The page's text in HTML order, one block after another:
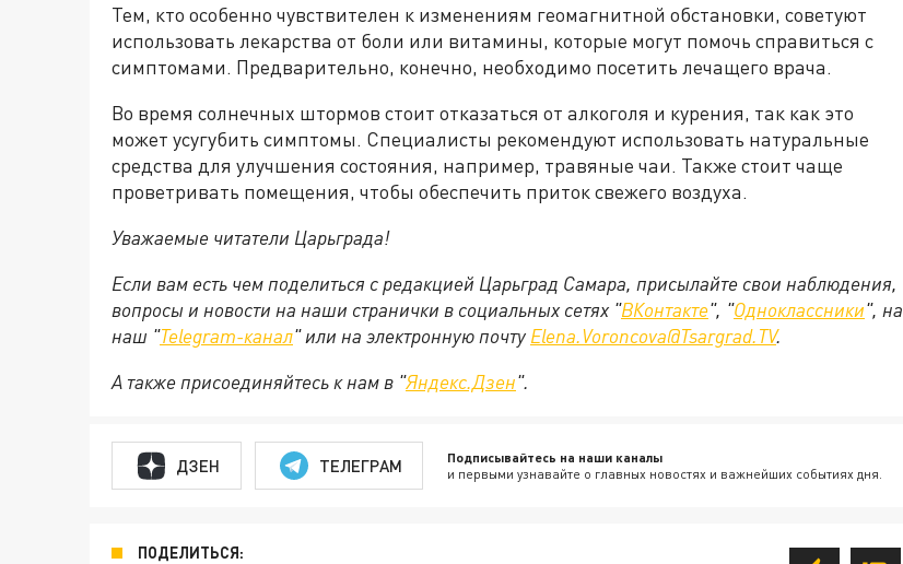
Тем, кто особенно чувствителен к изменениям геомагнитной обстановки, советуют
использовать лекарства от боли или витамины, которые могут помочь справиться с
симптомами. Предварительно, конечно, необходимо посетить лечащего врача.
Во время солнечных штормов стоит отказаться от алкоголя и курения, так как это
может усугубить симптомы. Специалисты рекомендуют использовать натуральные
средства для улучшения состояния, например, травяные чаи. Также стоит чаще
проветривать помещения, чтобы обеспечить приток свежего воздуха.
Уважаемые читатели Царьграда!
Если вам есть чем поделиться с редакцией Царьград Самара, присылайте свои наблюдения,
вопросы и новости на наши странички в социальных сетях "ВКонтакте", "Одноклассники", на
наш "Telegram-канал" или на электронную почту Elena.Voroncova@Tsargrad.TV.
А также присоединяйтесь к нам в "Яндекс.Дзен".
ДЗЕН ТЕЛЕГРАМ Подписывайтесь на наши каналы
и первыми узнавайте о главных новостях и важнейших событиях дня.
ПОДЕЛИТЬСЯ: